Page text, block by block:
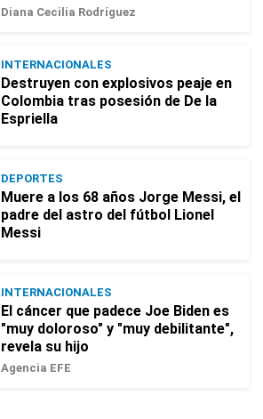
Diana Cecilia Rodríguez
INTERNACIONALES
Destruyen con explosivos peaje en
Colombia tras posesión de De la
Espriella
DEPORTES
Muere a los 68 años Jorge Messi, el
padre del astro del fútbol Lionel
Messi
INTERNACIONALES
El cáncer que padece Joe Biden es
"muy doloroso" y "muy debilitante",
revela su hijo
Agencia EFE